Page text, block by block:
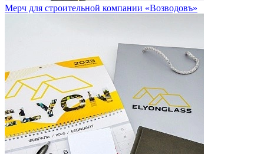
Мерч для строительной компании «Возводовъ»